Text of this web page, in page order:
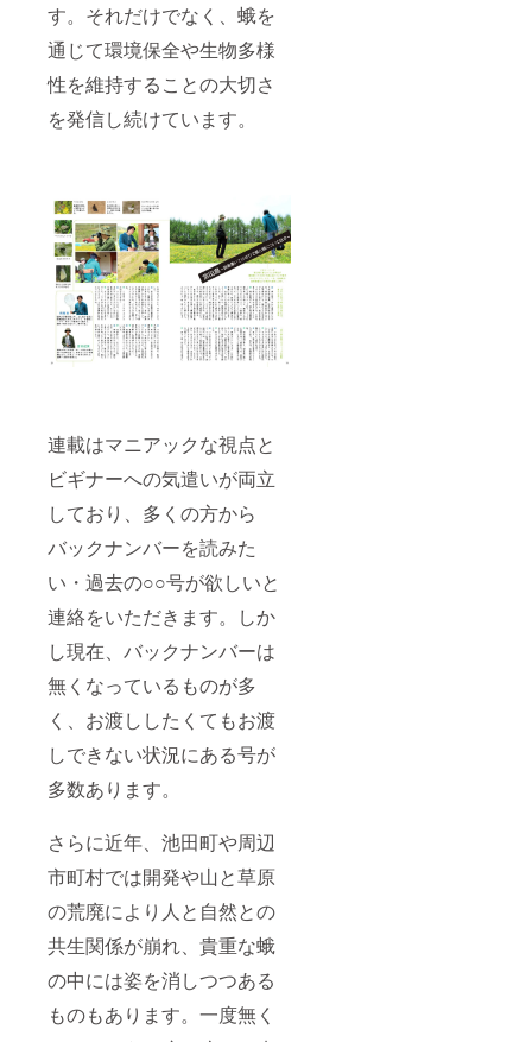
す。それだけでなく、蛾を
通じて環境保全や生物多様
性を維持することの大切さ
を発信し続けています。
連載はマニアックな視点と
ビギナーへの気遣いが両立
しており、多くの方から
バックナンバーを読みた
い・過去の○○号が欲しいと
連絡をいただきます。しか
し現在、バックナンバーは
無くなっているものが多
く、お渡ししたくてもお渡
しできない状況にある号が
多数あります。
さらに近年、池田町や周辺
市町村では開発や山と草原
の荒廃により人と自然との
共生関係が崩れ、貴重な蛾
の中には姿を消しつつある
ものもあります。一度無く